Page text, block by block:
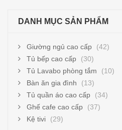
DANH MỤC SẢN PHẨM
Giường ngủ cao cấp
(42)
Tủ bếp cao cấp
(30)
Tủ Lavabo phòng tắm
(10)
Bàn ăn gia đình
(13)
Tủ quần áo cao cấp
(34)
Ghế cafe cao cấp
(37)
Kệ tivi
(29)